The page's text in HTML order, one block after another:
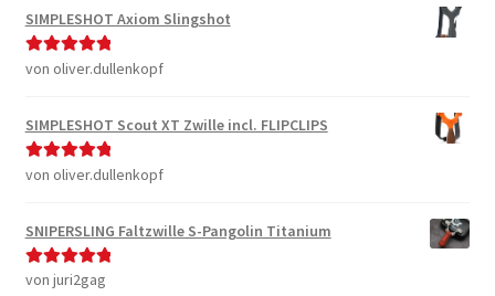
SIMPLESHOT Axiom Slingshot
Bewertet mit
von oliver.dullenkopf
SIMPLESHOT Scout XT Zwille incl. FLIPCLIPS
Bewertet mit
von oliver.dullenkopf
SNIPERSLING Faltzwille S-Pangolin Titanium
Bewertet mit
von juri2gag